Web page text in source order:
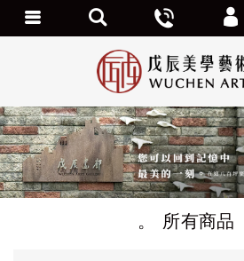
所有商品
個人資料修改
訂單查詢
追蹤清單
我的優惠劵
會員登出